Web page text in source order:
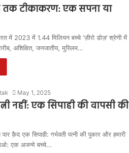
तक टीकाकरण: एक सपना या
में 2023 में 1.44 मिलियन बच्चे ‘ज़ीरो डोज़’ श्रेणी में
अशिक्षित, जनजातीय, मुस्लिम…
May 1, 2025
नहीं: एक सिपाही की वापसी की
पार क़ैद एक सिपाही: गर्भवती पत्नी की पुकार और हमारी
एक अजन्मे बच्चे…